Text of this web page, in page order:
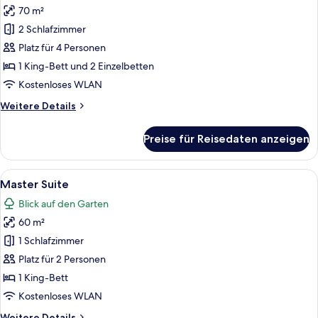
Suite,
2 Schlafzimmer
anzeigen
70 m²
2 Schlafzimmer
Platz für 4 Personen
1 King-Bett und 2 Einzelbetten
Kostenloses WLAN
Weitere Details
Weitere
2 Schlafzimmer
Preise für Reisedaten anzeigen
Alle
Fotos
für
Master
Suite
anzeigen
Ein Schlafzimmer mit Bett,
9
Master Suite
Blick auf den Garten
60 m²
1 Schlafzimmer
Platz für 2 Personen
1 King-Bett
Kostenloses WLAN